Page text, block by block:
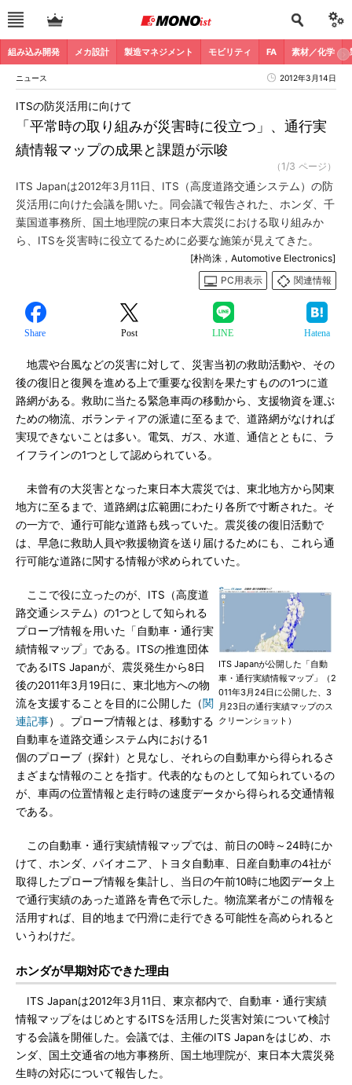
組み込み開発 メカ設計 製造マネジメント モビリティ FA 素材／化学
ニュース 2012年3月14日
「平常時の取り組みが災害時に役立つ」、通行実
績情報マップの成果と課題が示唆
ITSの防災活用に向けて
（1/3 ページ）
ITS Japanは2012年3月11日、ITS（高度道路交通システム）の防
災活用に向けた会議を開いた。同会議で報告された、ホンダ、千
葉国道事務所、国土地理院の東日本大震災における取り組みか
ら、ITSを災害時に役立てるために必要な施策が見えてきた。
[朴尚洙，Automotive Electronics]
PC用表示
関連情報
Share Post LINE Hatena
地震や台風などの災害に対して、災害当初の救助活動や、その
後の復旧と復興を進める上で重要な役割を果たすものの1つに道
路網がある。救助に当たる緊急車両の移動から、支援物資を運ぶ
ための物流、ボランティアの派遣に至るまで、道路網がなければ
実現できないことは多い。電気、ガス、水道、通信とともに、ラ
イフラインの1つとして認められている。
未曾有の大災害となった東日本大震災では、東北地方から関東
地方に至るまで、道路網は広範囲にわたり各所で寸断された。そ
の一方で、通行可能な道路も残っていた。震災後の復旧活動で
は、早急に救助人員や救援物資を送り届けるためにも、これら通
行可能な道路に関する情報が求められていた。
ITS Japanが公開した「自動
車・通行実績情報マップ」（2
011年3月24日に公開した、3
月23日の通行実績マップのス
クリーンショット）
ここで役に立ったのが、ITS（高度道
路交通システム）の1つとして知られる
プローブ情報を用いた「自動車・通行実
績情報マップ」である。ITSの推進団体
であるITS Japanが、震災発生から8日
後の2011年3月19日に、東北地方への物
流を支援することを目的に公開した（関
連記事）。プローブ情報とは、移動する
自動車を道路交通システム内における1
個のプローブ（探針）と見なし、それらの自動車から得られるさ
まざまな情報のことを指す。代表的なものとして知られているの
が、車両の位置情報と走行時の速度データから得られる交通情報
である。
この自動車・通行実績情報マップでは、前日の0時～24時にか
けて、ホンダ、パイオニア、トヨタ自動車、日産自動車の4社が
取得したプローブ情報を集計し、当日の午前10時に地図データ上
で通行実績のあった道路を青色で示した。物流業者がこの情報を
活用すれば、目的地まで円滑に走行できる可能性を高められると
いうわけだ。
ホンダが早期対応できた理由
ITS Japanは2012年3月11日、東京都内で、自動車・通行実績
情報マップをはじめとするITSを活用した災害対策について検討
する会議を開催した。会議では、主催のITS Japanをはじめ、ホ
ンダ、国土交通省の地方事務所、国土地理院が、東日本大震災発
生時の対応について報告した。